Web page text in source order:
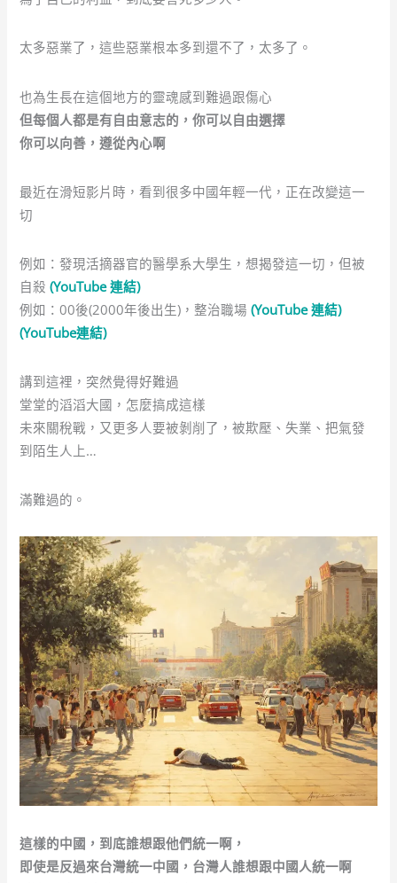
太多惡業了，這些惡業根本多到還不了，太多了。
也為生長在這個地方的靈魂感到難過跟傷心
但每個人都是有自由意志的，你可以自由選擇
你可以向善，遵從內心啊
最近在滑短影片時，看到很多中國年輕一代，正在改變這一
切
例如：發現活摘器官的醫學系大學生，想揭發這一切，但被
自殺(YouTube 連結)
例如：00後(2000年後出生)，整治職場(YouTube 連結)
(YouTube連結)
講到這裡，突然覺得好難過
堂堂的滔滔大國，怎麼搞成這樣
未來關稅戰，又更多人要被剝削了，被欺壓、失業、把氣發
到陌生人上…
滿難過的。
這樣的中國，到底誰想跟他們統一啊，
即使是反過來台灣統一中國，台灣人誰想跟中國人統一啊